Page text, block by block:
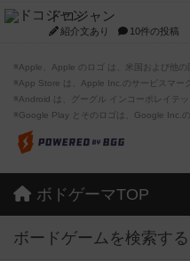
ドコジャン
紹介文あり 10件の投稿
※Apple、Apple のロゴ は、米国および他の
※App Store は、Apple Inc.のサービスマー
※Android は、グーグル インコーポレイテッ
※Google Play とそのロゴは、Google Inc.の
ボドゲーマTOP
ボードゲームを検索する